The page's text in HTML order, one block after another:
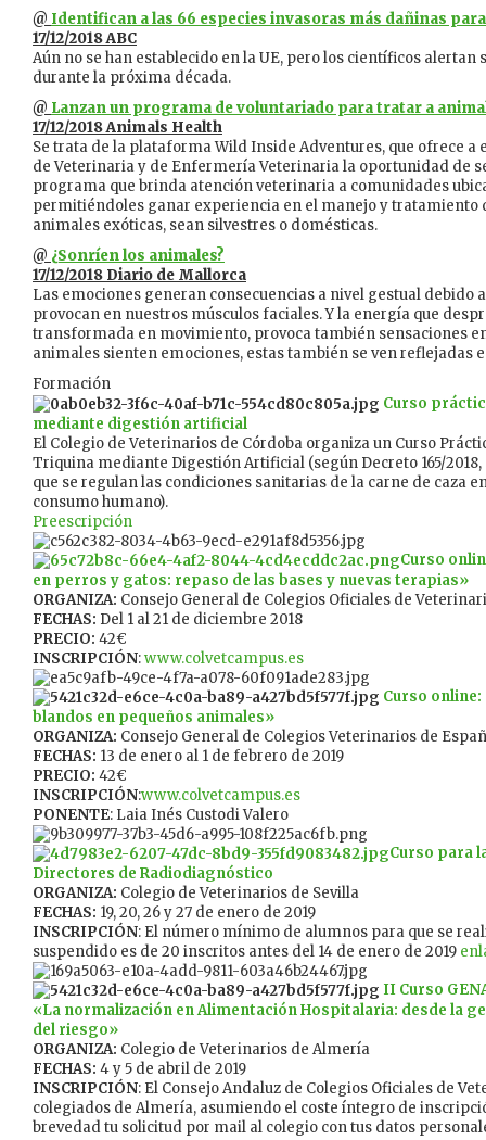
@ Identifican a las 66 especies invasoras más dañinas
17/12/2018 ABC
Aún no se han establecido en la UE, pero los científicos alertan
durante la próxima década.
@ Lanzan un programa de voluntariado para tratar a
17/12/2018 Animals Health
Se trata de la plataforma Wild Inside Adventures, que ofrece
de Veterinaria y de Enfermería Veterinaria la oportunidad de
programa que brinda atención veterinaria a comunidades
permitiéndoles ganar experiencia en el manejo y tratamiento
animales exóticas, sean silvestres o domésticas.
@ ¿Sonríen los animales?
17/12/2018 Diario de Mallorca
Las emociones generan consecuencias a nivel gestual debido
provocan en nuestros músculos faciales. Y la energía que
transformada en movimiento, provoca también sensaciones
animales sienten emociones, estas también se ven reflejadas
Formación
Curso
mediante digestión artificial
El Colegio de Veterinarios de Córdoba organiza un Curso
Triquina mediante Digestión Artificial (según Decreto 165/
que se regulan las condiciones sanitarias de la carne de caza
consumo humano).
Preescripción
Curso
en perros y gatos: repaso de las bases y nuevas terapias»
ORGANIZA: Consejo General de Colegios Oficiales de
FECHAS: Del 1 al 21 de diciembre 2018
PRECIO: 42€
INSCRIPCIÓN:www.colvetcampus.es
Curso
blandos en pequeños animales»
ORGANIZA: Consejo General de Colegios Veterinarios de
FECHAS: 13 de enero al 1 de febrero de 2019
PRECIO: 42€
INSCRIPCIÓN:www.colvetcampus.es
PONENTE: Laia Inés Custodi Valero
Curso para
Directores de Radiodiagnóstico
ORGANIZA: Colegio de Veterinarios de Sevilla
FECHAS: 19, 20, 26 y 27 de enero de 2019
INSCRIPCIÓN: El número mínimo de alumnos para que se
suspendido es de 20 inscritos antes del 14 de enero de 2019
II Curso
«La normalización en Alimentación Hospitalaria: desde la
del riesgo»
ORGANIZA: Colegio de Veterinarios de Almería
FECHAS: 4 y 5 de abril de 2019
INSCRIPCIÓN: El Consejo Andaluz de Colegios Oficiales de
colegiados de Almería, asumiendo el coste íntegro de
brevedad tu solicitud por mail al colegio con tus datos